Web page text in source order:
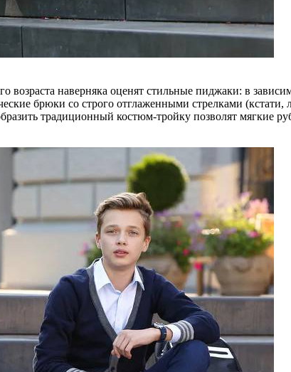
возраста наверняка оценят стильные пиджаки: в
брюки со строго отглаженными стрелками
традиционный костюм-тройку позволят мягкие